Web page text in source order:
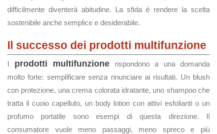
difficilmente diventerà abitudine. La sfida è rendere la scelta
sostenibile anche semplice e desiderabile.
Il successo dei prodotti multifunzione
I prodotti multifunzione rispondono a una domanda
molto forte: semplificare senza rinunciare ai risultati. Un blush
con protezione, una crema colorata idratante, uno shampoo che
tratta il cuoio capelluto, un body lotion con attivi esfolianti o un
profumo portatile sono esempi di questa direzione. Il
consumatore vuole meno passaggi, meno spreco e più